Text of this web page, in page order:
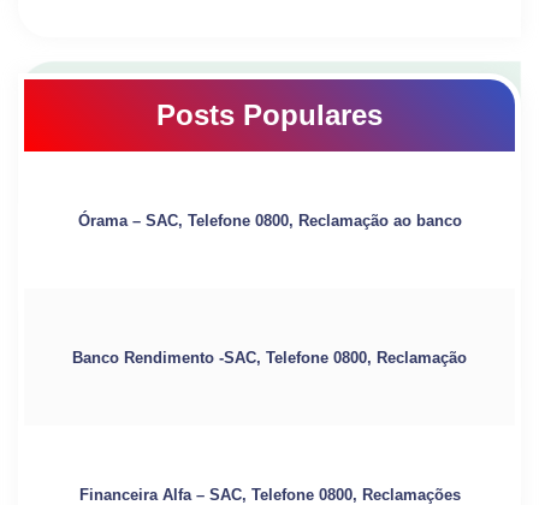
Posts Populares
Órama – SAC, Telefone 0800, Reclamação ao banco
Banco Rendimento -SAC, Telefone 0800, Reclamação
Financeira Alfa – SAC, Telefone 0800, Reclamações